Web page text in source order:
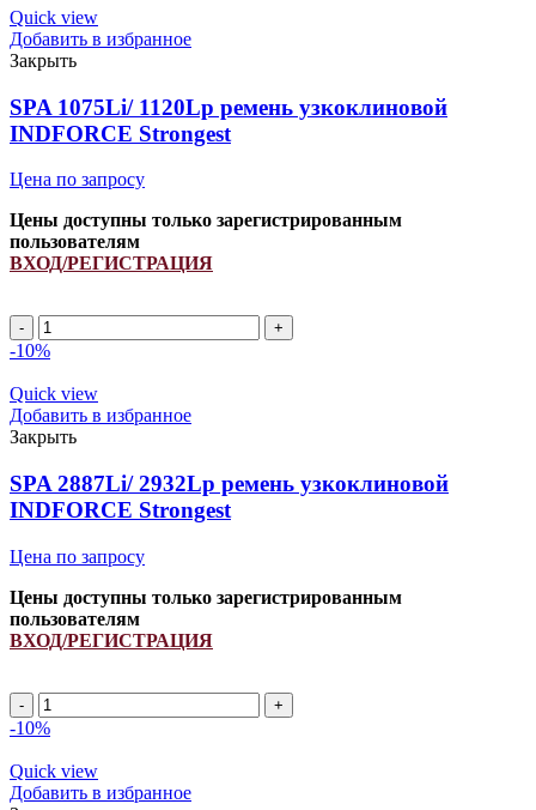
0217140/
H134437/
H160406/
H177589/
Z42756/
833867M1
INDFORCE
Quick view
Добавить в избранное
Закрыть
SPA 1075Li/ 1120Lp ремень узкоклиновой
INDFORCE Strongest
Цена по запросу
Цены доступны только зарегистрированным
пользователям
ВХОД/РЕГИСТРАЦИЯ
SPA
1075Li/
ремень
узкоклиновой
INDFORCE
Strongest
quantity
-10%
Quick view
Добавить в избранное
Закрыть
SPA 2887Li/ 2932Lp ремень узкоклиновой
INDFORCE Strongest
Цена по запросу
Цены доступны только зарегистрированным
пользователям
ВХОД/РЕГИСТРАЦИЯ
SPA
2887Li/
ремень
узкоклиновой
-10%
Quick view
Добавить в избранное